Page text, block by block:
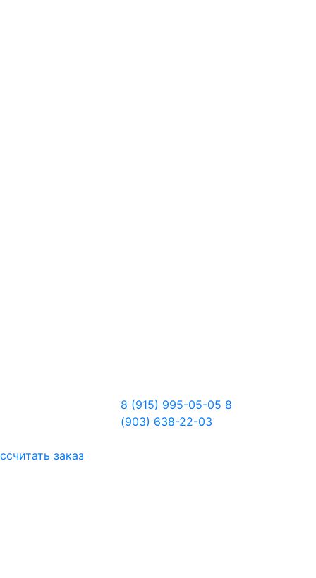
заказ
8 (915) 995-05-05 8
(903) 638-22-03